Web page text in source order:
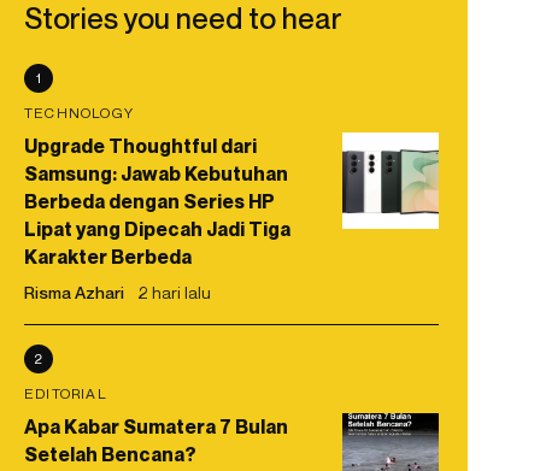
Stories you need to hear
1
TECHNOLOGY
Upgrade Thoughtful dari
Samsung: Jawab Kebutuhan
Berbeda dengan Series HP
Lipat yang Dipecah Jadi Tiga
Karakter Berbeda
Risma Azhari 2 hari lalu
2
EDITORIAL
Apa Kabar Sumatera 7 Bulan
Setelah Bencana?